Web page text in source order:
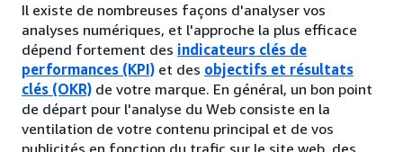
Il existe de nombreuses façons d'analyser vos
analyses numériques, et l'approche la plus efficace
dépend fortement des indicateurs clés de
performances (KPI) et des objectifs et résultats
clés (OKR) de votre marque. En général, un bon point
de départ pour l'analyse du Web consiste en la
ventilation de votre contenu principal et de vos